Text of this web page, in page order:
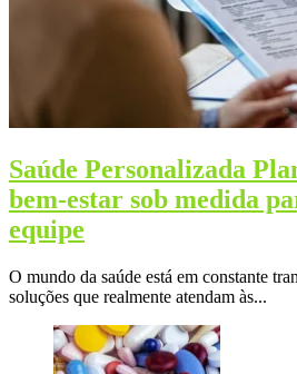
Saúde Personalizada
bem-estar sob medida
equipe
O mundo da saúde está em constante
soluções que realmente atendam às...